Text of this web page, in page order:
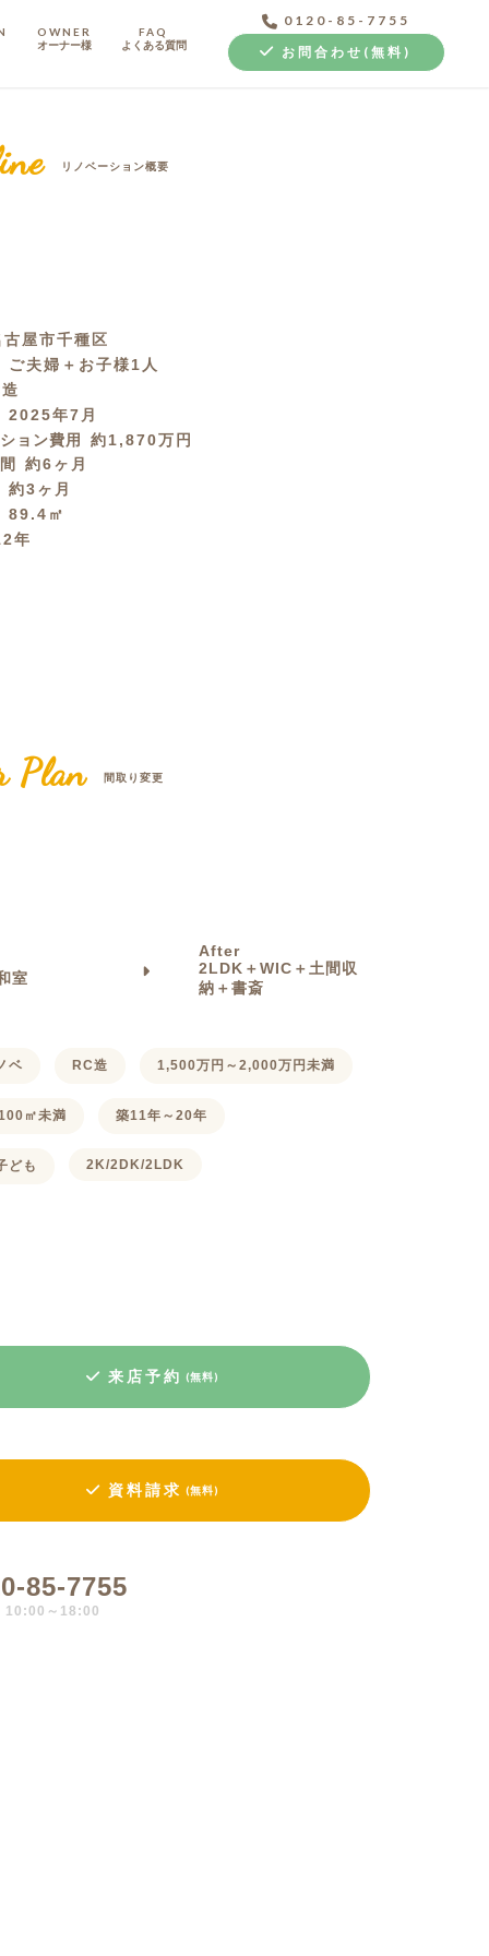
OWNER
オーナー様
FAQ
よくある質問
0120-85-7755
お問合わせ(無料)
リノベーション概要
屋市千種区
ご夫婦＋お子様1人
2025年7月
ョン費用
約1,870万円
約6ヶ月
約3ヶ月
89.4㎡
年
Plan 間取り変更
室
After
2LDK＋WIC＋土間収
納＋書斎
ベ RC造 1,500万円～2,000万円未満
㎡未満 築11年～20年
ども 2K/2DK/2LDK
来店予約 (無料)
資料請求 (無料)
85-7755
～18:00